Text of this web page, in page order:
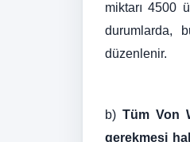
miktarı 4500
durumlarda,
düzenlenir.
b) Tüm Von
gerekmesi